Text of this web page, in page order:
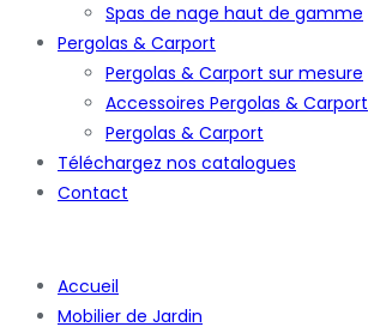
Spas de nage haut de gamme
Pergolas & Carport
Pergolas & Carport sur mesure
Accessoires Pergolas & Carport
Pergolas & Carport
Téléchargez nos catalogues
Contact
Accueil
Mobilier de Jardin